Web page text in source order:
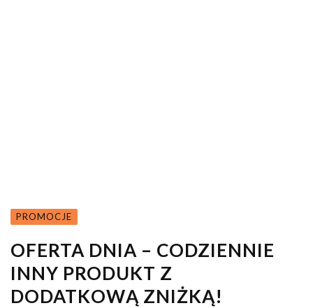
PROMOCJE
OFERTA DNIA – CODZIENNIE
INNY PRODUKT Z
DODATKOWĄ ZNIŻKĄ!